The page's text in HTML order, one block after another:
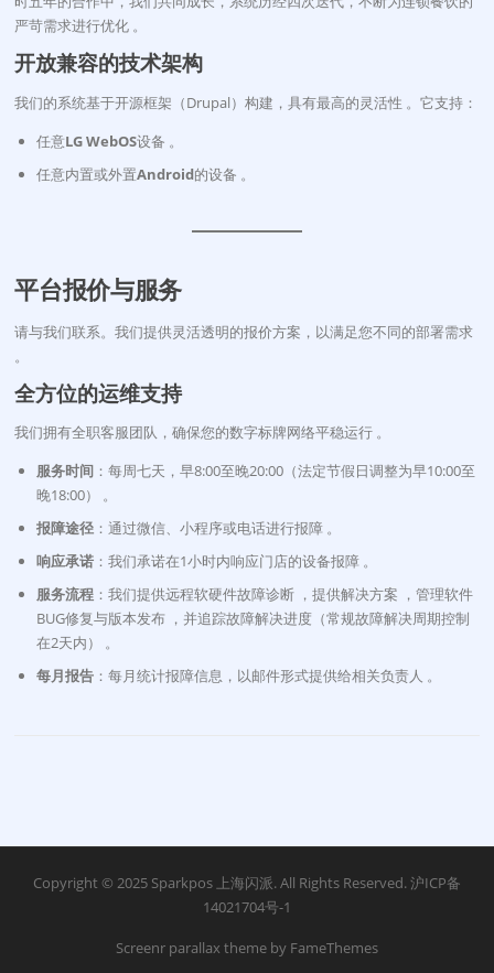
严苛需求进行优化 。
开放兼容的技术架构
我们的系统基于开源框架（Drupal）构建，具有最高的灵活性 。它支持：
任意LG WebOS设备 。
任意内置或外置Android的设备 。
平台报价与服务
请与我们联系。我们提供灵活透明的报价方案，以满足您不同的部署需求
。
全方位的运维支持
我们拥有全职客服团队，确保您的数字标牌网络平稳运行 。
服务时间 ：每周七天，早8:00至晚20:00（法定节假日调整为早10:00至
晚18:00） 。
报障途径 ：通过微信、小程序或电话进行报障 。
响应承诺 ：我们承诺在1小时内响应门店的设备报障 。
服务流程 ：我们提供远程软硬件故障诊断 ，提供解决方案 ，管理软件
BUG修复与版本发布 ，并追踪故障解决进度（常规故障解决周期控制
在2天内） 。
每月报告 ：每月统计报障信息，以邮件形式提供给相关负责人 。
Copyright © 2025 Sparkpos 上海闪派. All Rights Reserved.沪ICP备
14021704号-1
Screenr parallax theme by FameThemes